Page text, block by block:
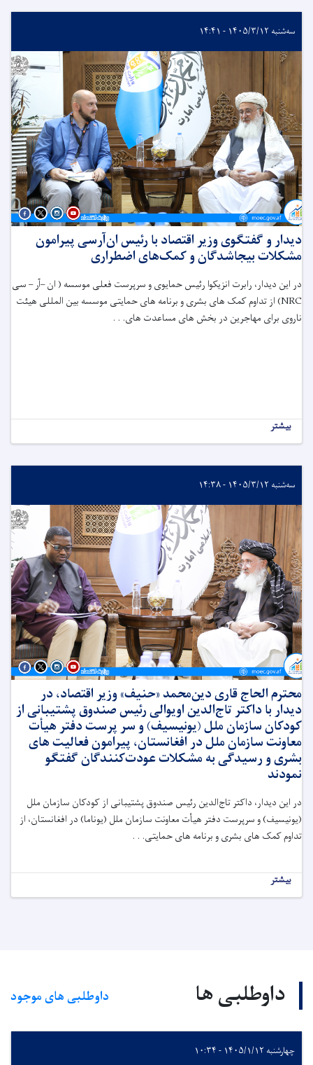
سه‌شنبه ۱۴۰۵/۳/۱۲ - ۱۴:۴۱
دیدار و گفتگوی وزیر اقتصاد با رئیس ان‌آر‌سی پیرامون
مشکلات بیجاشدگان و کمک‌های اضطراری
در این دیدار، رابرت انزیکوا رئیس حمایوی و سرپرست فعلی موسسه ( ان –آر – سی
NRC) از تداوم کمک های بشری و برنامه های حمایتی موسسه بین المللی هیئت
ناروی برای مهاجرین در بخش های مساعدت های. . .
بیشتر
سه‌شنبه ۱۴۰۵/۳/۱۲ - ۱۴:۳۸
محترم الحاج قاری دین‌محمد «حنیف» وزیر اقتصاد، در
دیدار با داکتر تاج‌الدین اویوالی رئیس صندوق پشتیبانی از
کودکان سازمان ملل (یونیسیف) و سر پرست دفتر هیأت
معاونت سازمان ملل در افغانستان، پیرامون فعالیت های
بشری و رسیدگی به مشکلات عودت‌کنندگان گفتگو
نمودند
در این دیدار، داکتر تاج‌الدین رئیس صندوق پشتیبانی از کودکان سازمان ملل
(یونیسیف) و سرپرست دفتر هیأت معاونت سازمان ملل (یوناما) در افغانستان، از
تداوم کمک های بشری و برنامه های حمایتی. . .
بیشتر
داوطلبی ها داوطلبی های موجود
چهارشنبه ۱۴۰۵/۱/۱۲ - ۱۰:۳۴